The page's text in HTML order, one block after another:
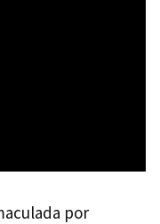
por